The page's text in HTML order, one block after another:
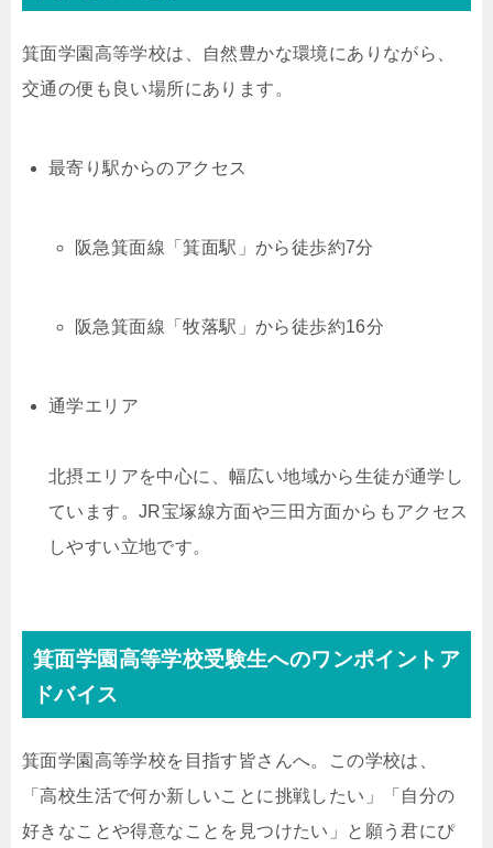
箕面学園高等学校は、自然豊かな環境にありながら、
交通の便も良い場所にあります。
最寄り駅からのアクセス
阪急箕面線「箕面駅」から徒歩約7分
阪急箕面線「牧落駅」から徒歩約16分
通学エリア
北摂エリアを中心に、幅広い地域から生徒が通学し
ています。JR宝塚線方面や三田方面からもアクセス
しやすい立地です。
箕面学園高等学校受験生へのワンポイントア
ドバイス
箕面学園高等学校を目指す皆さんへ。この学校は、
「高校生活で何か新しいことに挑戦したい」「自分の
好きなことや得意なことを見つけたい」と願う君にぴ